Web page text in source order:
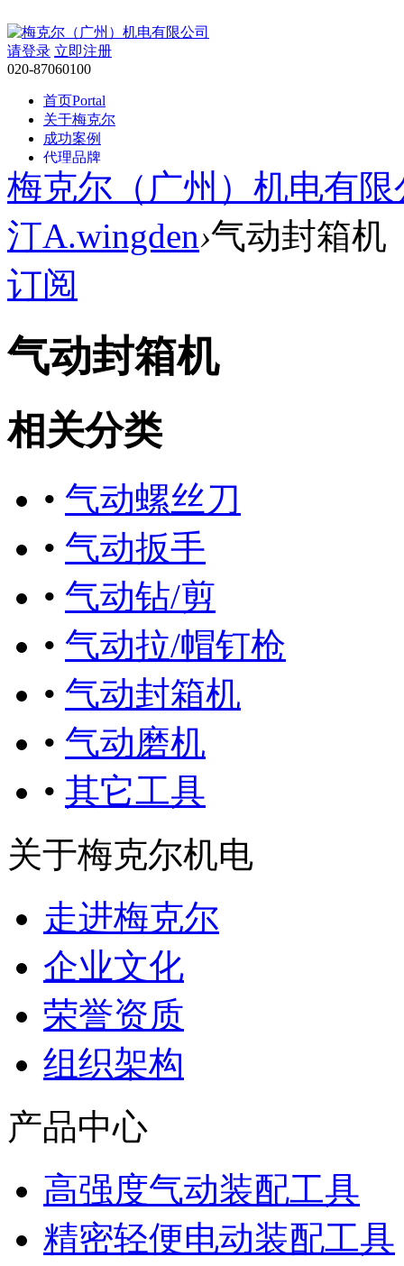
请登录 立即注册
020-87060100
首页Portal
关于梅克尔
成功案例
代理品牌
服务领域
行业新闻
交流中心BBS
帮助Help
梅克尔（广州）机电有限
汀A.wingden›气动封箱机
订阅
气动封箱机
相关分类
• 气动螺丝刀
• 气动扳手
• 气动钻/剪
• 气动拉/帽钉枪
• 气动封箱机
• 气动磨机
• 其它工具
关于梅克尔机电
走进梅克尔
企业文化
荣誉资质
组织架构
产品中心
高强度气动装配工具
精密轻便电动装配工具